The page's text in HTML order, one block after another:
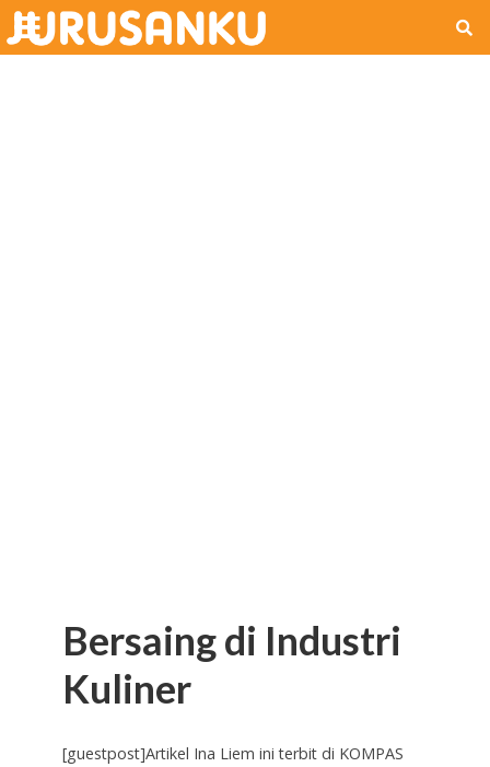
Bersaing di Industri
Kuliner
[guestpost]Artikel Ina Liem ini terbit di KOMPAS